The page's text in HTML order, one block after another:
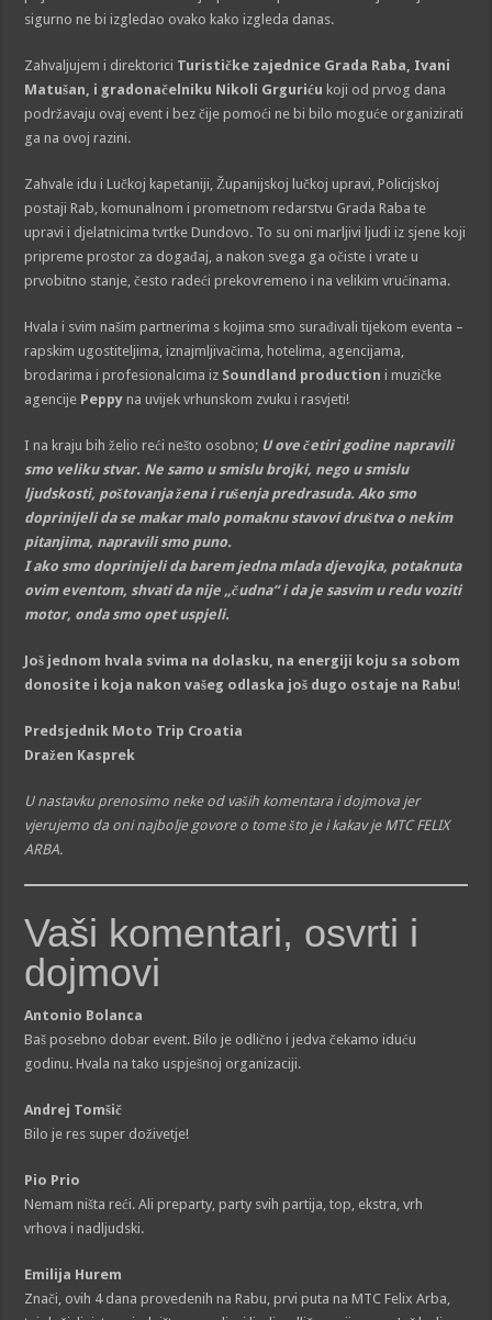
sigurno ne bi izgledao ovako kako izgleda danas.
Zahvaljujem i direktorici Turističke zajednice Grada Raba, Ivani
Matušan, i gradonačelniku Nikoli Grguriću koji od prvog dana
podržavaju ovaj event i bez čije pomoći ne bi bilo moguće organizirati
ga na ovoj razini.
Zahvale idu i Lučkoj kapetaniji, Županijskoj lučkoj upravi, Policijskoj
postaji Rab, komunalnom i prometnom redarstvu Grada Raba te
upravi i djelatnicima tvrtke Dundovo. To su oni marljivi ljudi iz sjene koji
pripreme prostor za događaj, a nakon svega ga očiste i vrate u
prvobitno stanje, često radeći prekovremeno i na velikim vrućinama.
Hvala i svim našim partnerima s kojima smo surađivali tijekom eventa –
rapskim ugostiteljima, iznajmljivačima, hotelima, agencijama,
brodarima i profesionalcima iz Soundland production i muzičke
agencije Peppy na uvijek vrhunskom zvuku i rasvjeti!
I na kraju bih želio reći nešto osobno; U ove četiri godine napravili
smo veliku stvar. Ne samo u smislu brojki, nego u smislu
ljudskosti, poštovanja žena i rušenja predrasuda. Ako smo
doprinijeli da se makar malo pomaknu stavovi društva o nekim
pitanjima, napravili smo puno.
I ako smo doprinijeli da barem jedna mlada djevojka, potaknuta
ovim eventom, shvati da nije „čudna“ i da je sasvim u redu voziti
motor, onda smo opet uspjeli.
Još jednom hvala svima na dolasku, na energiji koju sa sobom
donosite i koja nakon vašeg odlaska još dugo ostaje na Rabu!
Predsjednik Moto Trip Croatia
Dražen Kasprek
U nastavku prenosimo neke od vaših komentara i dojmova jer
vjerujemo da oni najbolje govore o tome što je i kakav je MTC FELIX
ARBA.
Vaši komentari, osvrti i
dojmovi
Antonio Bolanca
Baš posebno dobar event. Bilo je odlično i jedva čekamo iduću
godinu. Hvala na tako uspješnoj organizaciji.
Andrej Tomšič
Bilo je res super doživetje!
Pio Prio
Nemam ništa reći. Ali preparty, party svih partija, top, ekstra, vrh
vrhova i nadljudski.
Emilija Hurem
Znači, ovih 4 dana provedenih na Rabu, prvi puta na MTC Felix Arba,